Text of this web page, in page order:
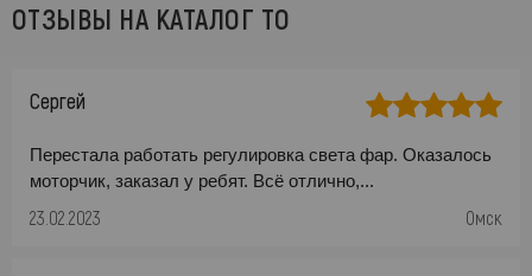
ОТЗЫВЫ НА КАТАЛОГ ТО
Сергей
Перестала работать регулировка света фар. Оказалось
моторчик, заказал у ребят. Всё отлично,...
23.02.2023 Омск